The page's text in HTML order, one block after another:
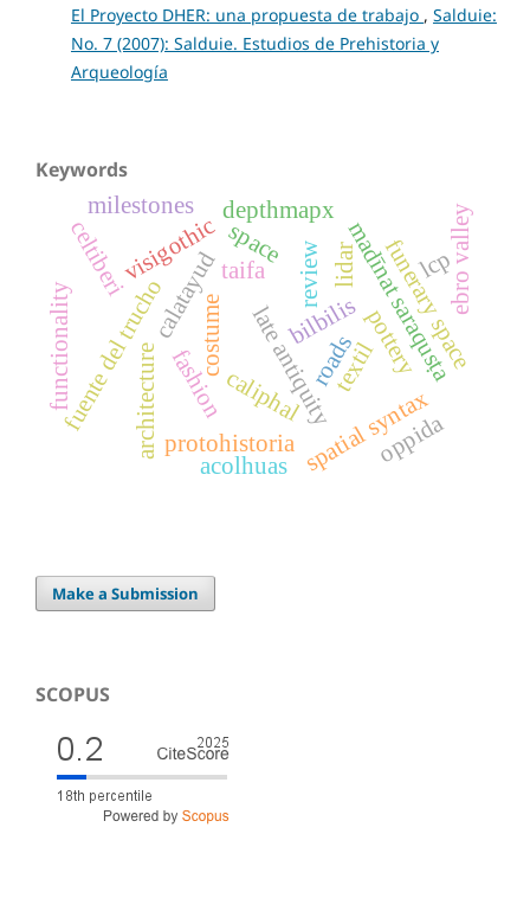
El Proyecto DHER: una propuesta de trabajo , Salduie:
No. 7 (2007): Salduie. Estudios de Prehistoria y
Arqueología
Keywords
calatayud bilbilis
visigothic
late antiquitytextil
fashion
costume
review
fuente del trucho pottery
taifa
caliphal
madīnat saraqusṭa
architecture
space
spatial syntax
depthmapx
lidar
celtiberi funerary space
protohistoria
functionality
ebro valley
milestones
roads
oppida
lcp
acolhuas
Make a Submission
SCOPUS